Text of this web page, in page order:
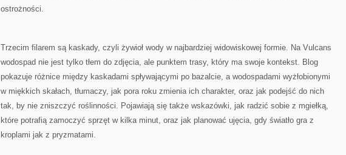
ostrożności.
Trzecim filarem są kaskady, czyli żywioł wody w najbardziej widowiskowej formie. Na Vulcans
wodospad nie jest tylko tłem do zdjęcia, ale punktem trasy, który ma swoje kontekst. Blog
pokazuje różnice między kaskadami spływającymi po bazalcie, a wodospadami wyżłobionymi
w miękkich skałach, tłumaczy, jak pora roku zmienia ich charakter, oraz jak podejść do nich
tak, by nie zniszczyć roślinności. Pojawiają się także wskazówki, jak radzić sobie z mgiełką,
które potrafią zamoczyć sprzęt w kilka minut, oraz jak planować ujęcia, gdy światło gra z
kroplami jak z pryzmatami.